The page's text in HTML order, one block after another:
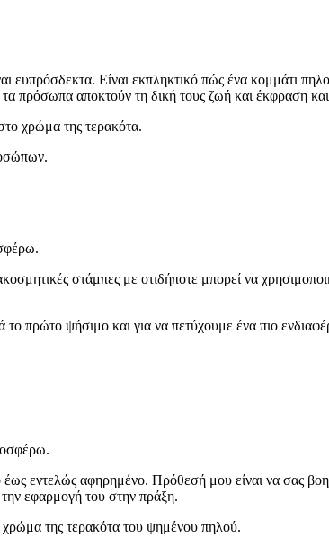
ευπρόσδεκτα. Είναι εκπληκτικό πώς ένα κομμάτι
πρόσωπα αποκτούν τη δική τους ζωή και έκφραση
χρώμα της τερακότα.
στάμπες με οτιδήποτε μπορεί να
πρώτο ψήσιμο και για να πετύχουμε ένα πιο
έως εντελώς αφηρημένο. Πρόθεσή μου είναι να σας
την εφαρμογή του στην πράξη.
της τερακότα του ψημένου πηλού.